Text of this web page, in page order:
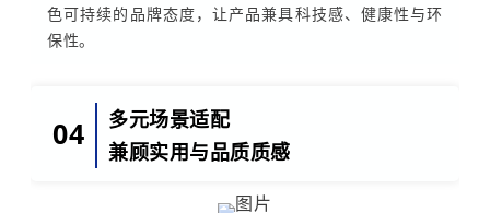
色可持续的品牌态度，让产品兼具科技感、健康性与环
保性。
04
多元场景适配
兼顾实用与品质质感